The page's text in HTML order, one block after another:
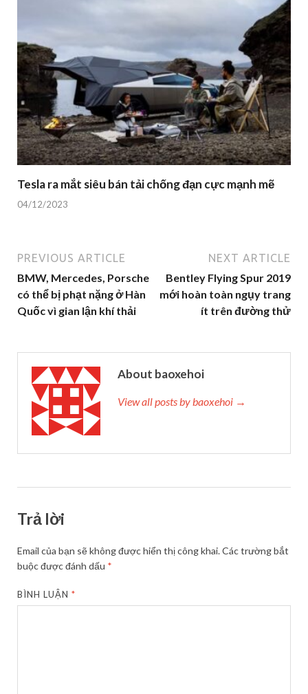
Tesla ra mắt siêu bán tải chống đạn cực mạnh mẽ
04/12/2023
PREVIOUS ARTICLE
BMW, Mercedes, Porsche
có thể bị phạt nặng ở Hàn
Quốc vì gian lận khí thải
NEXT ARTICLE
Bentley Flying Spur 2019
mới hoàn toàn ngụy trang
ít trên đường thử
About baoxehoi
View all posts by baoxehoi →
Trả lời
Email của bạn sẽ không được hiển thị công khai.Các trường bắt
buộc được đánh dấu *
BÌNH LUẬN*